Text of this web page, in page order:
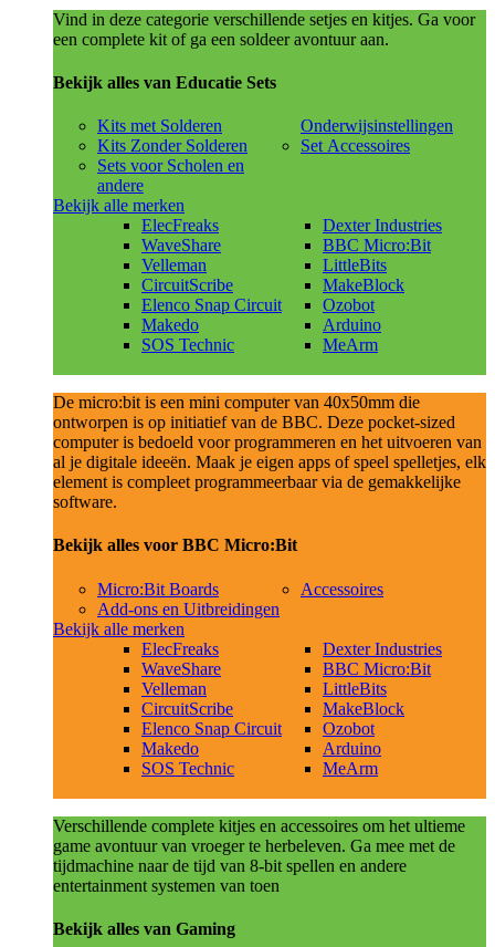
Vind in deze categorie verschillende setjes en kitjes. Ga voor
een complete kit of ga een soldeer avontuur aan.
Bekijk alles van Educatie Sets
Kits met Solderen
Kits Zonder Solderen
Sets voor Scholen en
andere
Onderwijsinstellingen
Set Accessoires
Bekijk alle merken
ElecFreaks
WaveShare
Velleman
CircuitScribe
Elenco Snap Circuit
Makedo
SOS Technic
Dexter Industries
BBC Micro:Bit
LittleBits
MakeBlock
Ozobot
Arduino
MeArm
De micro:bit is een mini computer van 40x50mm die
ontworpen is op initiatief van de BBC. Deze pocket-sized
computer is bedoeld voor programmeren en het uitvoeren van
al je digitale ideeën. Maak je eigen apps of speel spelletjes, elk
element is compleet programmeerbaar via de gemakkelijke
software.
Bekijk alles voor BBC Micro:Bit
Micro:Bit Boards
Add-ons en Uitbreidingen
Accessoires
Bekijk alle merken
ElecFreaks
WaveShare
Velleman
CircuitScribe
Elenco Snap Circuit
Makedo
SOS Technic
Dexter Industries
BBC Micro:Bit
LittleBits
MakeBlock
Ozobot
Arduino
MeArm
Verschillende complete kitjes en accessoires om het ultieme
game avontuur van vroeger te herbeleven. Ga mee met de
tijdmachine naar de tijd van 8-bit spellen en andere
entertainment systemen van toen
Bekijk alles van Gaming